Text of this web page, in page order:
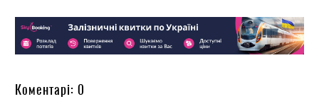
Коментарі: 0